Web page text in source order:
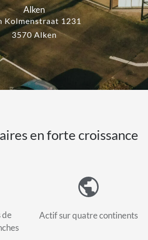
Alken
Kolmenstraat 1231
3570 Alken
en forte croissance
de
Actif sur quatre continents